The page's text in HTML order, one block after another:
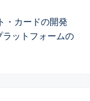
・カードの開発
ットフォームの